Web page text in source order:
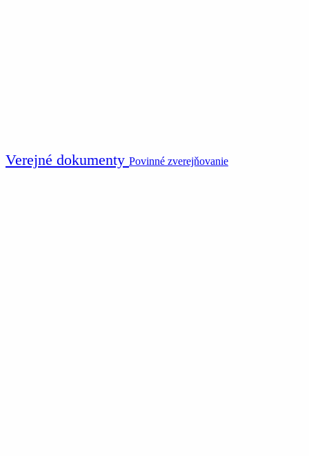
Verejné dokumenty Povinné zverejňovanie